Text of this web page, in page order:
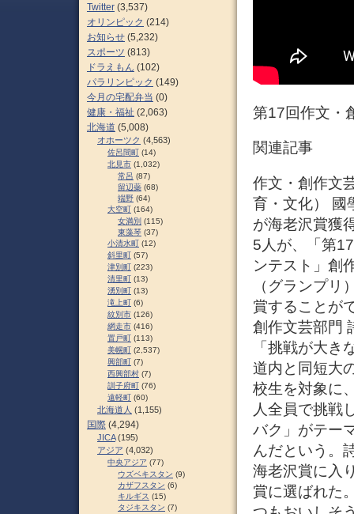
第17回作文・
関連記事
作文・創作文
育・文化） 國
が海老沢賞獲
5人が、「第
ンテスト」創
（グランプ
賞することが
創作文芸部門
「挑戦が大
道内と同短大
校生を対象に
人全員で挑戦
バク」がテー
んだという。
海老沢賞に入
賞に選ばれた
Twitter (3,537)
オリンピック (214)
お知らせ (5,232)
スポーツ (813)
ドラえもん (102)
パラリンピック (149)
今月の宅配弁当 (0)
健康・福祉 (2,063)
北海道 (5,008)
オホーツク (4,563)
佐呂間町 (14)
北見市 (1,032)
常呂 (87)
留辺蘂 (68)
端野 (64)
大空町 (164)
女満別 (115)
東藻琴 (37)
小清水町 (12)
斜里町 (57)
津別町 (223)
清里町 (13)
湧別町 (13)
滝上町 (6)
紋別市 (126)
網走市 (416)
置戸町 (113)
美幌町 (2,537)
興部町 (7)
西興部村 (7)
訓子府町 (76)
遠軽町 (60)
北海道人 (1,155)
国際 (4,294)
JICA(195)
アジア (4,032)
中央アジア (77)
ウズベキスタン (9)
カザフスタン (6)
キルギス (15)
タジキスタン (7)